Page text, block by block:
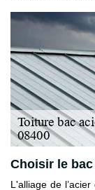
Choisir le
L'alliage de